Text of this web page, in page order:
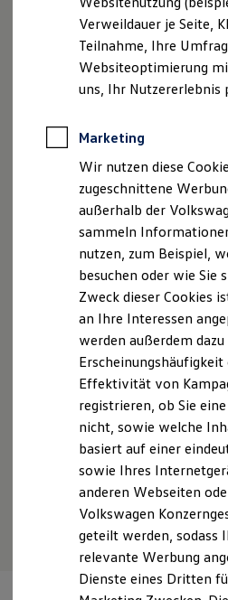
Garantien
Wartungsverträge
Geschäftskunden
Professional Class
Großkunden
Behörden
Anpfiff zum Gewinn
Elektroautos
ID. Tutorials
Elektrofahrzeugkonzepte
Reichweite
Reichweite der ID.
Reichweite im
Laden
Laden unterwegs
Laden Zuhause
Batterie
Sicherheit
Garantie und
Nachhaltigkeit
Technologie
Kosten und Kauf
Verbrauchskosten
Kaufoptionen
E-Auto-Förderung
Software und
Die ID. Software 6
ID. Software
Digitale Extras
Schnittstellen zu
Impressum & Rechtliches
Probefahrt vereinbaren
Fahrzeugangebot
Servicetermin buchen
Serviceanfrage stellen
Verweildauer je Seite,
Teilnahme, Ihre
Websiteoptimierung
uns, Ihr Nutzererlebnis
Marketing
Wir nutzen diese
zugeschnittene
außerhalb der
sammeln
nutzen, zum Beispiel,
besuchen oder wie Sie
Zweck dieser Cookies
an Ihre Interessen
werden außerdem
Erscheinungshäufigkeit
Effektivität von
registrieren, ob Sie
nicht, sowie welche
basiert auf einer
sowie Ihres
anderen Webseiten
Volkswagen
geteilt werden, sodass
relevante Werbung
Dienste eines Dritten